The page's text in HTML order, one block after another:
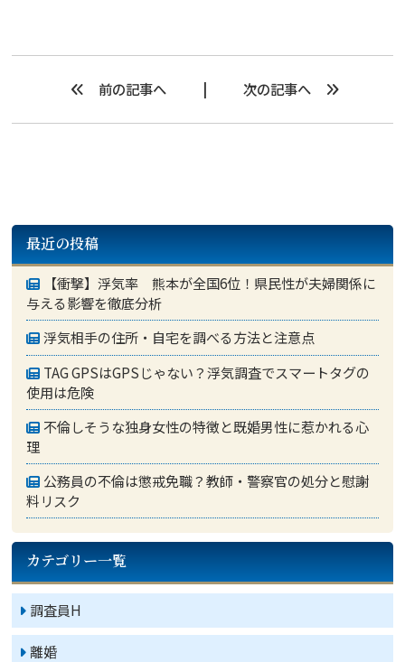
前の記事へ 次の記事へ
最近の投稿
【衝撃】浮気率 熊本が全国6位！県民性が夫婦関係に
与える影響を徹底分析
浮気相手の住所・自宅を調べる方法と注意点
TAG GPSはGPSじゃない？浮気調査でスマートタグの
使用は危険
不倫しそうな独身女性の特徴と既婚男性に惹かれる心
理
公務員の不倫は懲戒免職？教師・警察官の処分と慰謝
料リスク
カテゴリー一覧
調査員H
離婚